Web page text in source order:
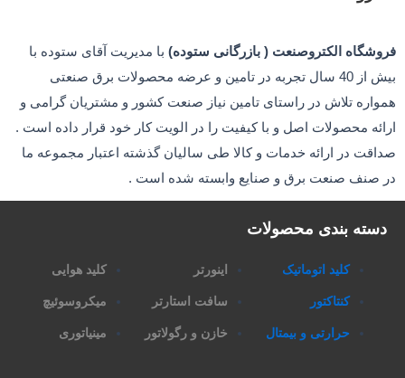
الکتروصنعت ( بازرگانی ستوده)با مدیریت آقای ستوده با
بیش از 40 سال تجربه در تامین و عرضه محصولات برق صنعتی
تلاش در راستای تامین نیاز صنعت کشور و مشتریان گرامی و
محصولات اصل و با کیفیت را در الویت کار خود قرار داده است .
در ارائه خدمات و کالا طی سالیان گذشته اعتبار مجموعه ما
صنف صنعت برق و صنایع وابسته شده است .
بندی محصولات
کلید اتوماتیک
کنتاکتور
حرارتی و بیمتال
اینورتر
سافت استارتر
خازن و رگولاتور
کلید هوایی
میکروسوئیچ
مینیاتوری